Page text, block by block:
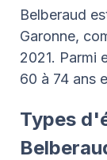
Belberaud
Garonne,
2021. Parmi
60 à 74 ans
Types